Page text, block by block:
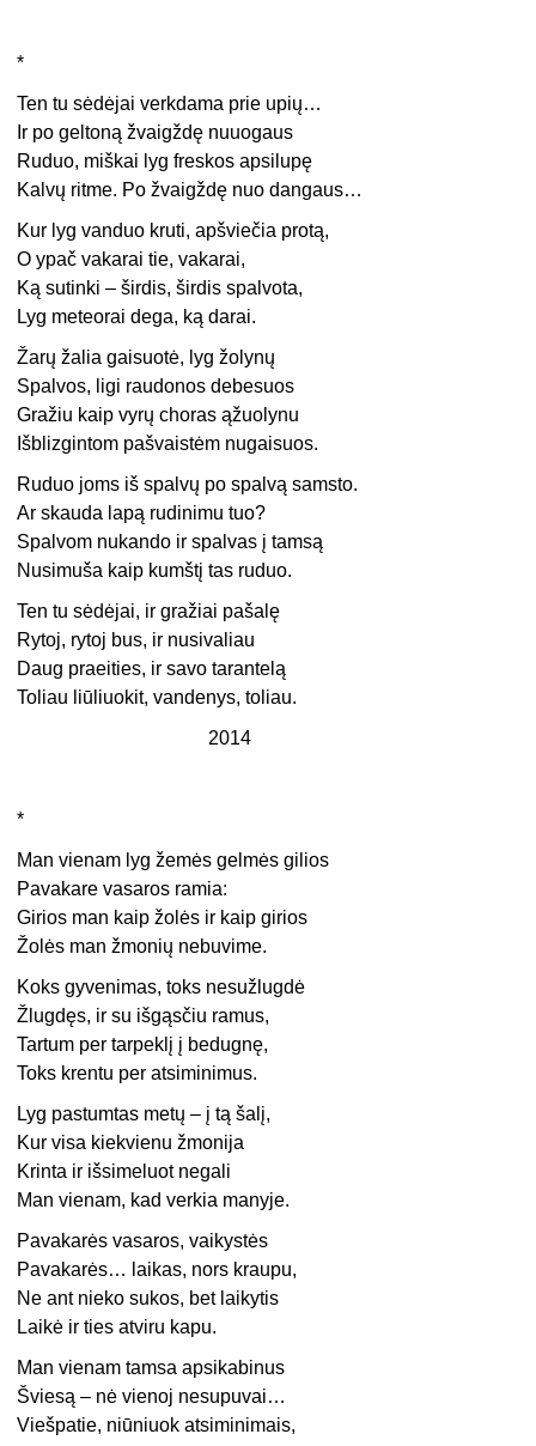
*
Ten tu sėdėjai verkdama prie upių…
Ir po geltoną žvaigždę nuuogaus
Ruduo, miškai lyg freskos apsilupę
Kalvų ritme. Po žvaigždę nuo dangaus…
Kur lyg vanduo kruti, apšviečia protą,
O ypač vakarai tie, vakarai,
Ką sutinki – širdis, širdis spalvota,
Lyg meteorai dega, ką darai.
Žarų žalia gaisuotė, lyg žolynų
Spalvos, ligi raudonos debesuos
Gražiu kaip vyrų choras ąžuolynu
Išblizgintom pašvaistėm nugaisuos.
Ruduo joms iš spalvų po spalvą samsto.
Ar skauda lapą rudinimu tuo?
Spalvom nukando ir spalvas į tamsą
Nusimuša kaip kumštį tas ruduo.
Ten tu sėdėjai, ir gražiai pašalę
Rytoj, rytoj bus, ir nusivaliau
Daug praeities, ir savo tarantelą
Toliau liūliuokit, vandenys, toliau.
2014
*
Man vienam lyg žemės gelmės gilios
Pavakare vasaros ramia:
Girios man kaip žolės ir kaip girios
Žolės man žmonių nebuvime.
Koks gyvenimas, toks nesužlugdė
Žlugdęs, ir su išgąsčiu ramus,
Tartum per tarpeklį į bedugnę,
Toks krentu per atsiminimus.
Lyg pastumtas metų – į tą šalį,
Kur visa kiekvienu žmonija
Krinta ir išsimeluot negali
Man vienam, kad verkia manyje.
Pavakarės vasaros, vaikystės
Pavakarės… laikas, nors kraupu,
Ne ant nieko sukos, bet laikytis
Laikė ir ties atviru kapu.
Man vienam tamsa apsikabinus
Šviesą – nė vienoj nesupuvai…
Viešpatie, niūniuok atsiminimais,